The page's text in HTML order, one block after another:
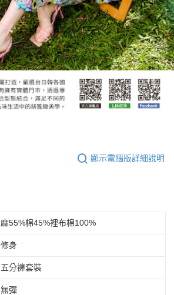
顯示電腦版詳細說明
麻55%棉45%裡布棉100%
修身
五分褲套裝
無彈